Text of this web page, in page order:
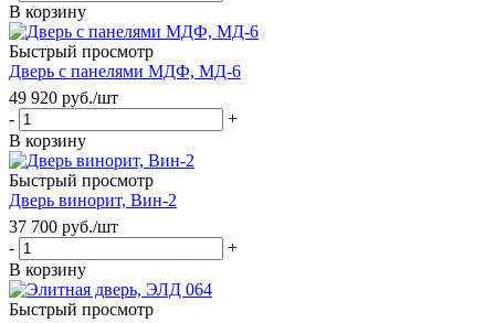
В корзину
Быстрый просмотр
Дверь с панелями МДФ, МД-6
49 920 руб./шт
-
+
В корзину
Быстрый просмотр
Дверь винорит, Вин-2
37 700 руб./шт
-
+
В корзину
Быстрый просмотр